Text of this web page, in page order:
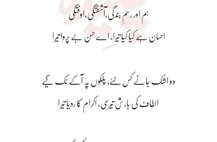
ہم اور رسمِ بندگی،آشفتگی،اوفتگی
احسان ہے کیا کیا تیرا، اے حسن بے پروا تیرا
دو اشک جانے کس لئے، پلکوں پہ آکے ٹک گیے
الطاف کی بارش تیری، اکرام کا ردیا تیرا